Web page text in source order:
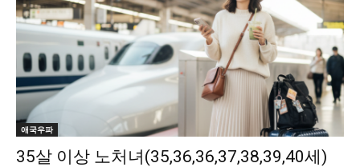
애국우파
35살 이상 노처녀(35,36,36,37,38,39,40세)